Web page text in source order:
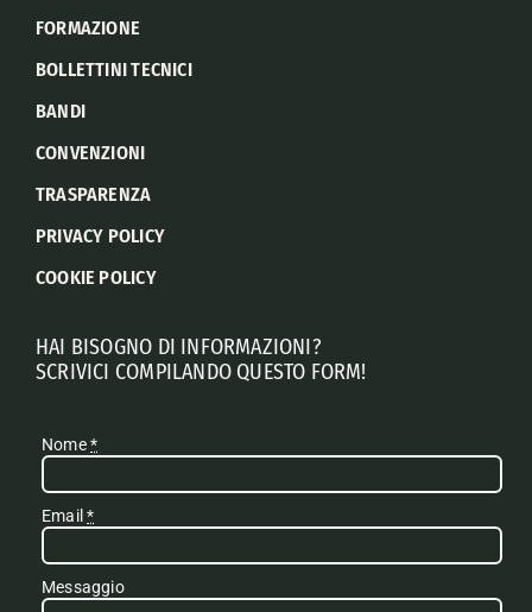
FORMAZIONE
BOLLETTINI TECNICI
BANDI
CONVENZIONI
TRASPARENZA
PRIVACY POLICY
COOKIE POLICY
HAI BISOGNO DI INFORMAZIONI?
SCRIVICI COMPILANDO QUESTO FORM!
Nome*
Email*
Messaggio